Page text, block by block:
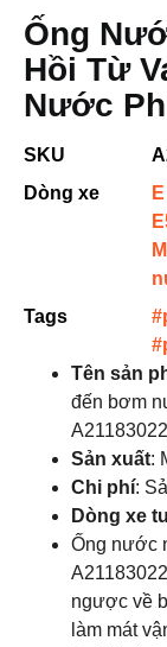
Ống
Hồi Từ
Nước
SKU
Dòng xe
Tags
Tên sản
đến bơm
Sản xuất:
Chi phí:
Dòng xe
Ống nước
ngược về
làm mát